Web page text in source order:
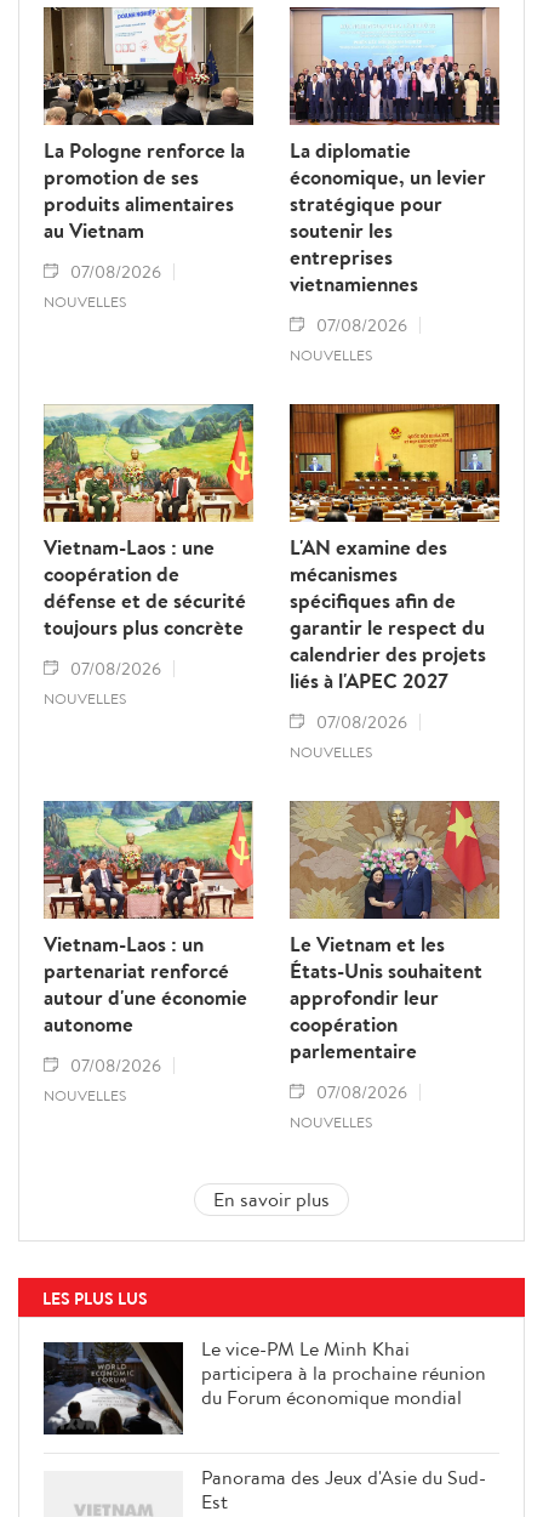
La Pologne renforce la
promotion de ses
produits alimentaires
au Vietnam
07/08/2026
NOUVELLES
La diplomatie
économique, un levier
stratégique pour
soutenir les
entreprises
vietnamiennes
07/08/2026
NOUVELLES
Vietnam-Laos : une
coopération de
défense et de sécurité
toujours plus concrète
07/08/2026
NOUVELLES
L'AN examine des
mécanismes
spécifiques afin de
garantir le respect du
calendrier des projets
liés à l'APEC 2027
07/08/2026
NOUVELLES
Vietnam-Laos : un
partenariat renforcé
autour d'une économie
autonome
07/08/2026
NOUVELLES
Le Vietnam et les
États-Unis souhaitent
approfondir leur
coopération
parlementaire
07/08/2026
NOUVELLES
En savoir plus
LES PLUS LUS
Le vice-PM Le Minh Khai
participera à la prochaine réunion
du Forum économique mondial
Panorama des Jeux d'Asie du Sud-
Est